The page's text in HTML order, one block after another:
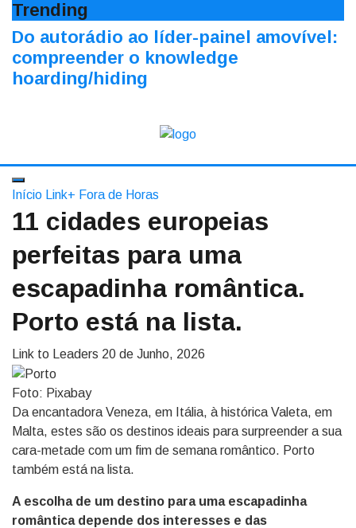
Trending
Do autorádio ao líder-painel amovível:
compreender o knowledge
hoarding/hiding
Início Link+ Fora de Horas
11 cidades europeias
perfeitas para uma
escapadinha romântica.
Porto está na lista.
Link to Leaders 20 de Junho, 2026
Foto: Pixabay
Da encantadora Veneza, em Itália, à histórica Valeta, em
Malta, estes são os destinos ideais para surpreender a sua
cara-metade com um fim de semana romântico. Porto
também está na lista.
A escolha de um destino para uma escapadinha
romântica depende dos interesses e das